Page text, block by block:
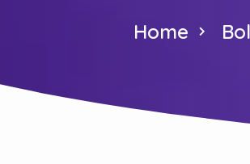
Home